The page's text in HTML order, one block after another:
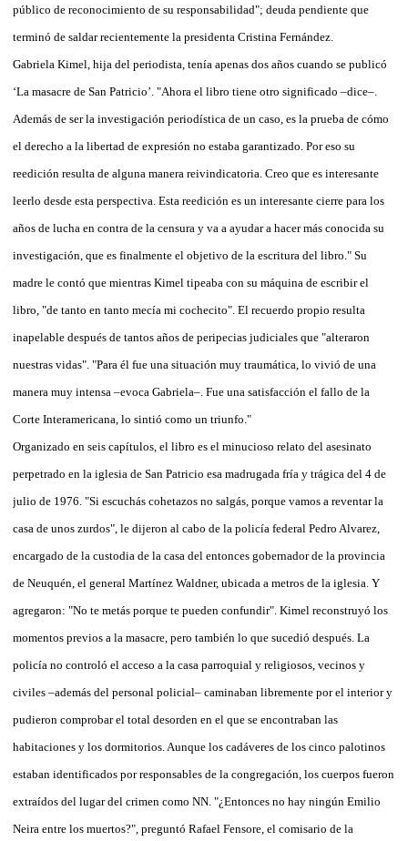
público de reconocimiento de su responsabilidad"; deuda pendiente que
terminó de saldar recientemente la presidenta Cristina Fernández.
Gabriela Kimel, hija del periodista, tenía apenas dos años cuando se publicó
‘La masacre de San Patricio’. "Ahora el libro tiene otro significado –dice–.
Además de ser la investigación periodística de un caso, es la prueba de cómo
el derecho a la libertad de expresión no estaba garantizado. Por eso su
reedición resulta de alguna manera reivindicatoria. Creo que es interesante
leerlo desde esta perspectiva. Esta reedición es un interesante cierre para los
años de lucha en contra de la censura y va a ayudar a hacer más conocida su
investigación, que es finalmente el objetivo de la escritura del libro." Su
madre le contó que mientras Kimel tipeaba con su máquina de escribir el
libro, "de tanto en tanto mecía mi cochecito". El recuerdo propio resulta
inapelable después de tantos años de peripecias judiciales que "alteraron
nuestras vidas". "Para él fue una situación muy traumática, lo vivió de una
manera muy intensa –evoca Gabriela–. Fue una satisfacción el fallo de la
Corte Interamericana, lo sintió como un triunfo."
Organizado en seis capítulos, el libro es el minucioso relato del asesinato
perpetrado en la iglesia de San Patricio esa madrugada fría y trágica del 4 de
julio de 1976. "Si escuchás cohetazos no salgás, porque vamos a reventar la
casa de unos zurdos", le dijeron al cabo de la policía federal Pedro Alvarez,
encargado de la custodia de la casa del entonces gobernador de la provincia
de Neuquén, el general Martínez Waldner, ubicada a metros de la iglesia. Y
agregaron: "No te metás porque te pueden confundir". Kimel reconstruyó los
momentos previos a la masacre, pero también lo que sucedió después. La
policía no controló el acceso a la casa parroquial y religiosos, vecinos y
civiles –además del personal policial– caminaban libremente por el interior y
pudieron comprobar el total desorden en el que se encontraban las
habitaciones y los dormitorios. Aunque los cadáveres de los cinco palotinos
estaban identificados por responsables de la congregación, los cuerpos fueron
extraídos del lugar del crimen como NN. "¿Entonces no hay ningún Emilio
Neira entre los muertos?", preguntó Rafael Fensore, el comisario de la